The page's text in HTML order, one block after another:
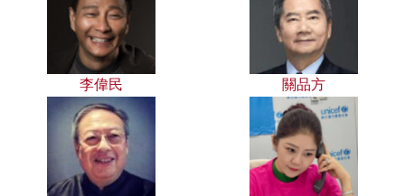
李偉民 關品方